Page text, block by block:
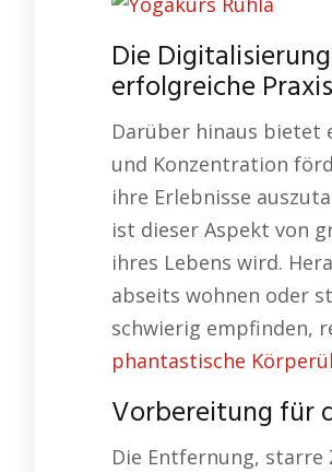
Die
erfolgreiche
Darüber hinaus bietet
und Konzentration
ihre Erlebnisse
ist dieser Aspekt von
ihres Lebens wird.
abseits wohnen oder
schwierig empfinden,
phantastische
Vorbereitung für
Die Entfernung,